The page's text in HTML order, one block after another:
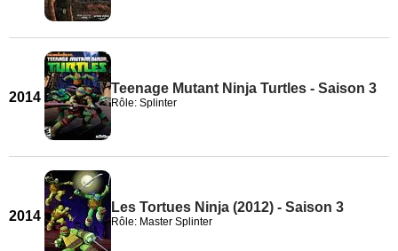
2014
Teenage Mutant Ninja Turtles - Saison 3
Rôle: Splinter
2014
Les Tortues Ninja (2012) - Saison 3
Rôle: Master Splinter